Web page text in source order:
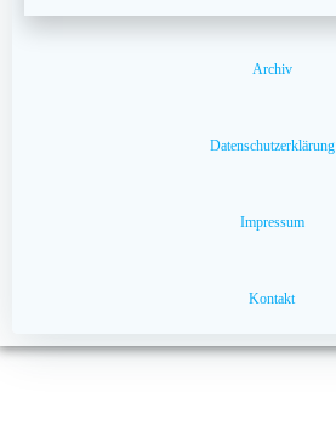
Archiv
Datenschutzerklärung
Impressum
Kontakt